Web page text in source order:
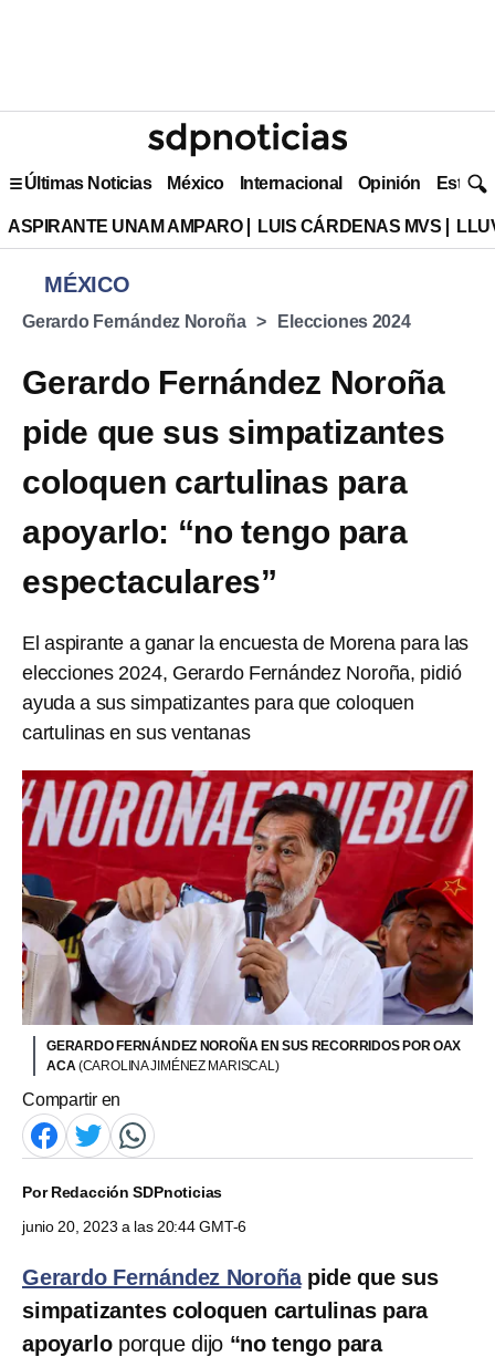
Últimas Noticias México Internacional Opinión Estilo
ASPIRANTE UNAM AMPARO LUIS CÁRDENAS MVS
MÉXICO
Gerardo Fernández Noroña Elecciones 2024
Gerardo Fernández Noroña
pide que sus simpatizantes
coloquen cartulinas para
apoyarlo: “no tengo para
espectaculares”
El aspirante a ganar la encuesta de Morena para las
elecciones 2024, Gerardo Fernández Noroña, pidió
ayuda a sus simpatizantes para que coloquen
cartulinas en sus ventanas
GERARDO FERNÁNDEZ NOROÑA EN SUS RECORRIDOS POR OAX
ACA(CAROLINA JIMÉNEZ MARISCAL)
Compartir en
PorRedacción SDPnoticias
junio 20, 2023 a las 20:44 GMT-6
Gerardo Fernández Noroñapide que sus
simpatizantes coloquen cartulinas para
apoyarloporque dijo “no tengo para